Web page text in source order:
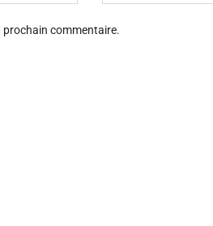
prochain commentaire.